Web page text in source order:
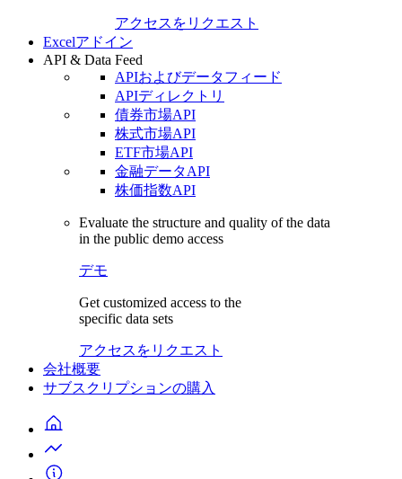
アクセスをリクエスト
Excelアドイン
API & Data Feed
APIおよびデータフィード
APIディレクトリ
債券市場API
株式市場API
ETF市場API
金融データAPI
株価指数API
Evaluate the structure and quality of the data
in the public demo access
デモ
Get customized access to the
specific data sets
アクセスをリクエスト
会社概要
サブスクリプションの購入